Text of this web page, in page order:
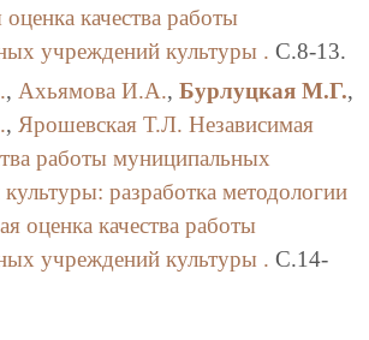
качества работы
учреждений культуры . C.8-13.
, Ахьямова И.А., Бурлуцкая М.Г.,
, Ярошевская Т.Л. Независимая
работы муниципальных
разработка методологии
оценка качества работы
учреждений культуры . C.14-